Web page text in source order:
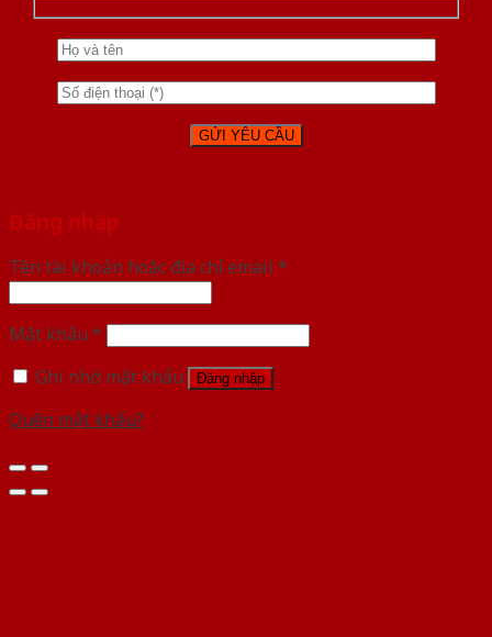
Đăng nhập
Tên tài khoản hoặc địa chỉ email *
Mật khẩu *
Ghi nhớ mật khẩu
Đăng nhập
Quên mật khẩu?